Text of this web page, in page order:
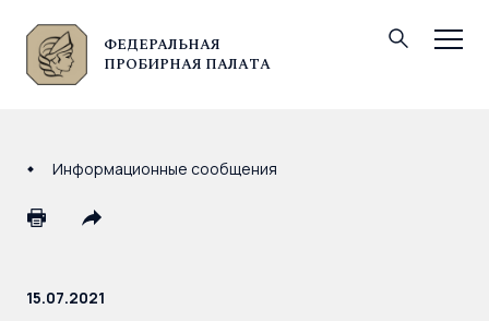
ФЕДЕРАЛЬНАЯ
ПРОБИРНАЯ ПАЛАТА
© Федеральная пробирная палата, 2026
Информационные сообщения
15.07.2021